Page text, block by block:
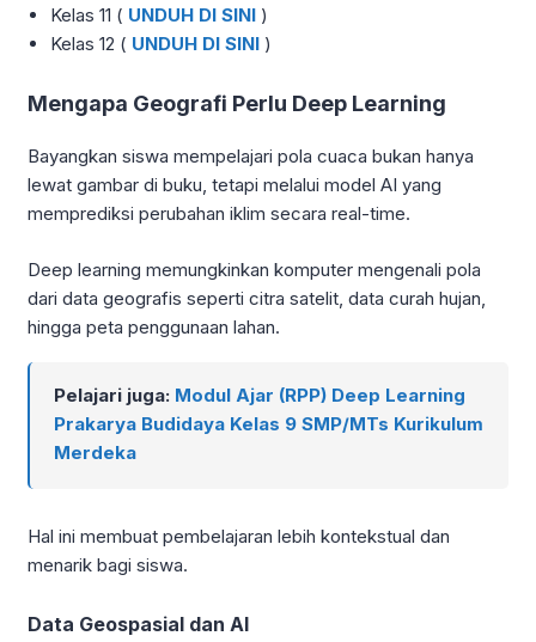
Kelas 11 ( UNDUH DI SINI )
Kelas 12 ( UNDUH DI SINI )
Mengapa Geografi Perlu Deep Learning
Bayangkan siswa mempelajari pola cuaca bukan hanya
lewat gambar di buku, tetapi melalui model AI yang
memprediksi perubahan iklim secara real-time.
Deep learning memungkinkan komputer mengenali pola
dari data geografis seperti citra satelit, data curah hujan,
hingga peta penggunaan lahan.
Pelajari juga: Modul Ajar (RPP) Deep Learning
Prakarya Budidaya Kelas 9 SMP/MTs Kurikulum
Merdeka
Hal ini membuat pembelajaran lebih kontekstual dan
menarik bagi siswa.
Data Geospasial dan AI